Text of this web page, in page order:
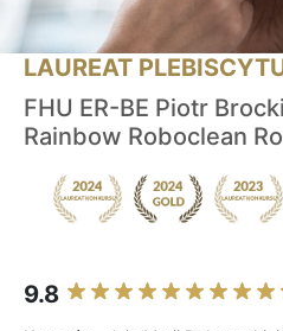
LAUREAT
FHU ER-BE Piotr
Rainbow Roboclean
9.8